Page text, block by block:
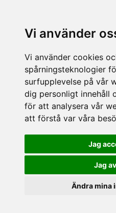
Vi använder
Vi använder cookies
spårningsteknologier
surfupplevelse på vår
dig personligt innehåll
för att analysera vår
att förstå var våra
Jag
Jag
Ändra mina